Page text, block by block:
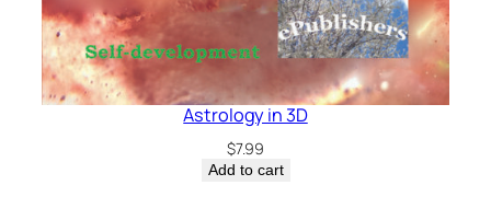
Astrology in 3D
$7.99
Add to cart